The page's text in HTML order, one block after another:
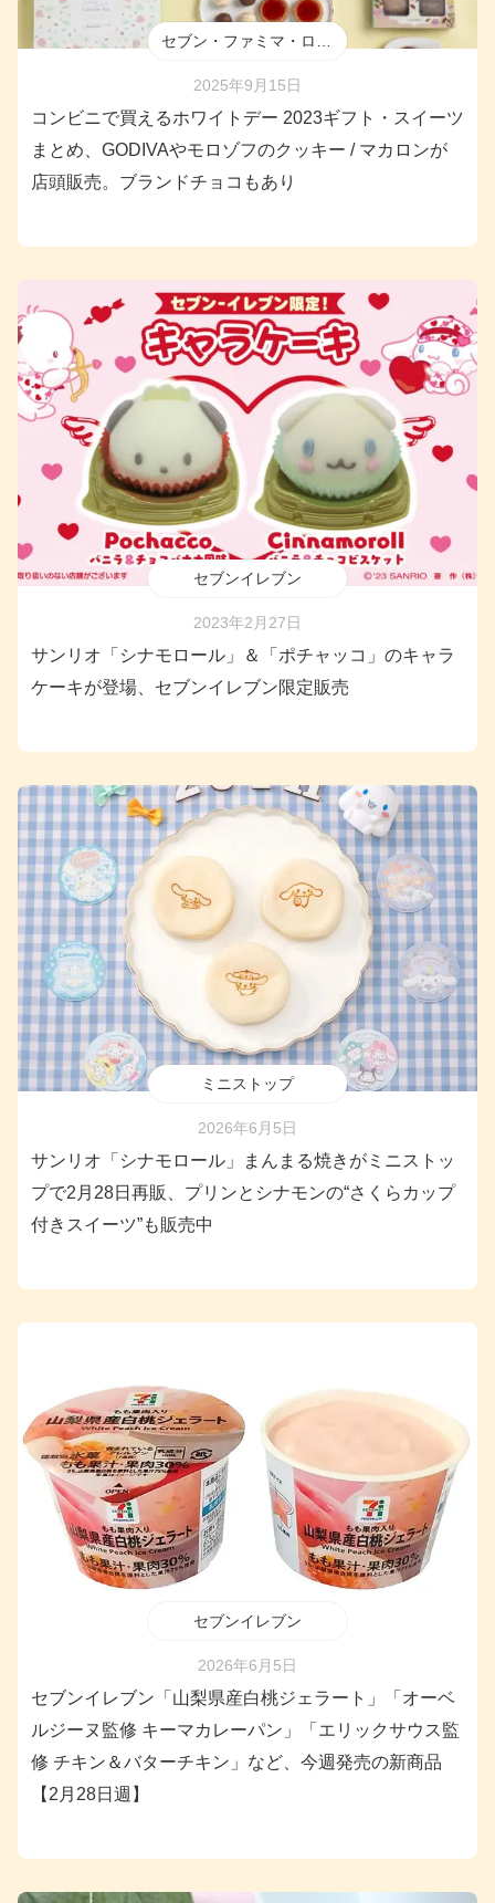
セブン・ファミマ・ローソン
2025年9月15日
コンビニで買えるホワイトデー 2023ギフト・スイーツ
まとめ、GODIVAやモロゾフのクッキー / マカロンが
店頭販売。ブランドチョコもあり
セブンイレブン
2023年2月27日
サンリオ「シナモロール」＆「ポチャッコ」のキャラ
ケーキが登場、セブンイレブン限定販売
ミニストップ
2026年6月5日
サンリオ「シナモロール」まんまる焼きがミニストッ
プで2月28日再販、プリンとシナモンの“さくらカップ
付きスイーツ”も販売中
セブンイレブン
2026年6月5日
セブンイレブン「山梨県産白桃ジェラート」「オーベ
ルジーヌ監修 キーマカレーパン」「エリックサウス監
修 チキン＆バターチキン」など、今週発売の新商品
【2月28日週】